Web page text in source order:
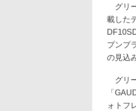
グリ
載した
プンプ
の見込
グリ
「
ォトフ